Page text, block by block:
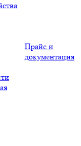
Прайс и
документация